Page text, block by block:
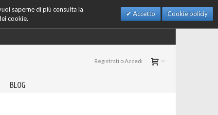
saperne di più consulta la
cookie.
Accetto Cookie policiy
Registrati o Accedi
BLOG